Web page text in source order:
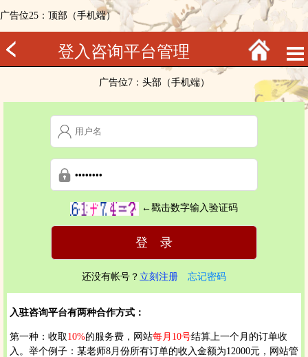
广告位25：顶部（手机端）
登入咨询平台管理
广告位7：头部（手机端）
←戳击数字输入验证码
还没有帐号？ 立刻注册 忘记密码
入驻咨询平台有两种合作方式：
第一种：收取 10%的服务费，网站每月10号结算上一个月的订单收
入。举个例子：某老师8月份所有订单的收入金额为12000元，网站管